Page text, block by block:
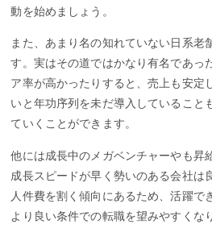
動を始めましょう。
また、あまり名の知れていない日系老
す。実はその道ではかなり有名であっ
ア率が高かったりすると、売上も安定
いと年功序列を未だ導入していること
ていくことができます。
他には成長中のメガベンチャーやも昇
成長スピードが早く勢いのある会社は
人件費を割く傾向にあるため、活躍で
より良い条件での転職を望みやすくな